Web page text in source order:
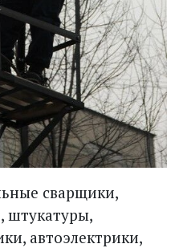
сварщики,
штукатуры,
автоэлектрики,